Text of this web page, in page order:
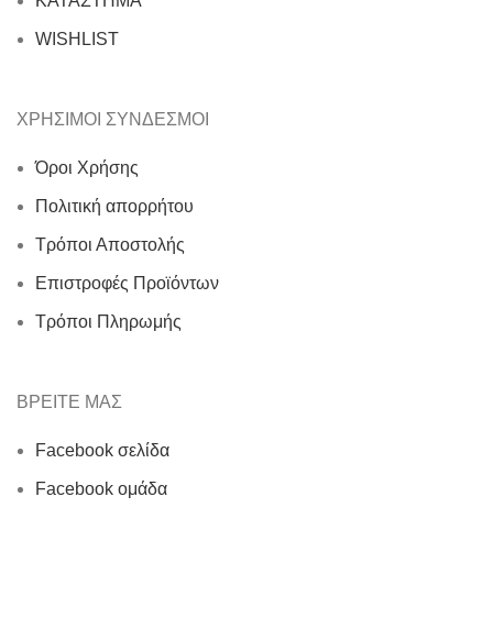
WISHLIST
ΧΡΗΣΙΜΟΙ ΣΥΝΔΕΣΜΟΙ
Όροι Χρήσης
Πολιτική απορρήτου
Τρόποι Αποστολής
Επιστροφές Προϊόντων
Τρόποι Πληρωμής
ΒΡΕΙΤΕ ΜΑΣ
Facebook σελίδα
Facebook ομάδα